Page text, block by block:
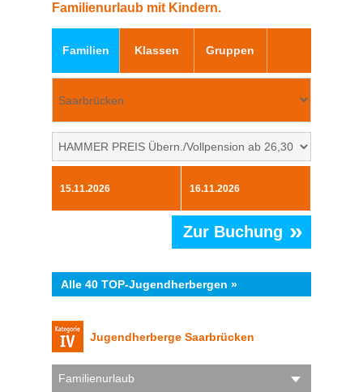
Familienurlaub mit Kindern.
Familien Klassen Gruppen
Zur Buchung »
Alle 40 TOP-Jugendherbergen »
Jugendherberge Saarbrücken
Familienurlaub